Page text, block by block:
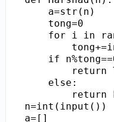
    a=str(n)
    tong=0
for i in
if
return
    else:
return
n=int(input())
a=[]